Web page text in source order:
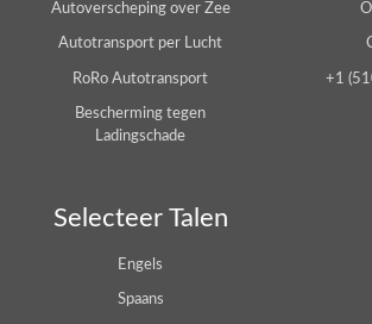
Autoverscheping over Zee
Autotransport per Lucht
RoRo Autotransport
Bescherming tegen
Ladingschade
+1
Selecteer Talen
Engels
Spaans